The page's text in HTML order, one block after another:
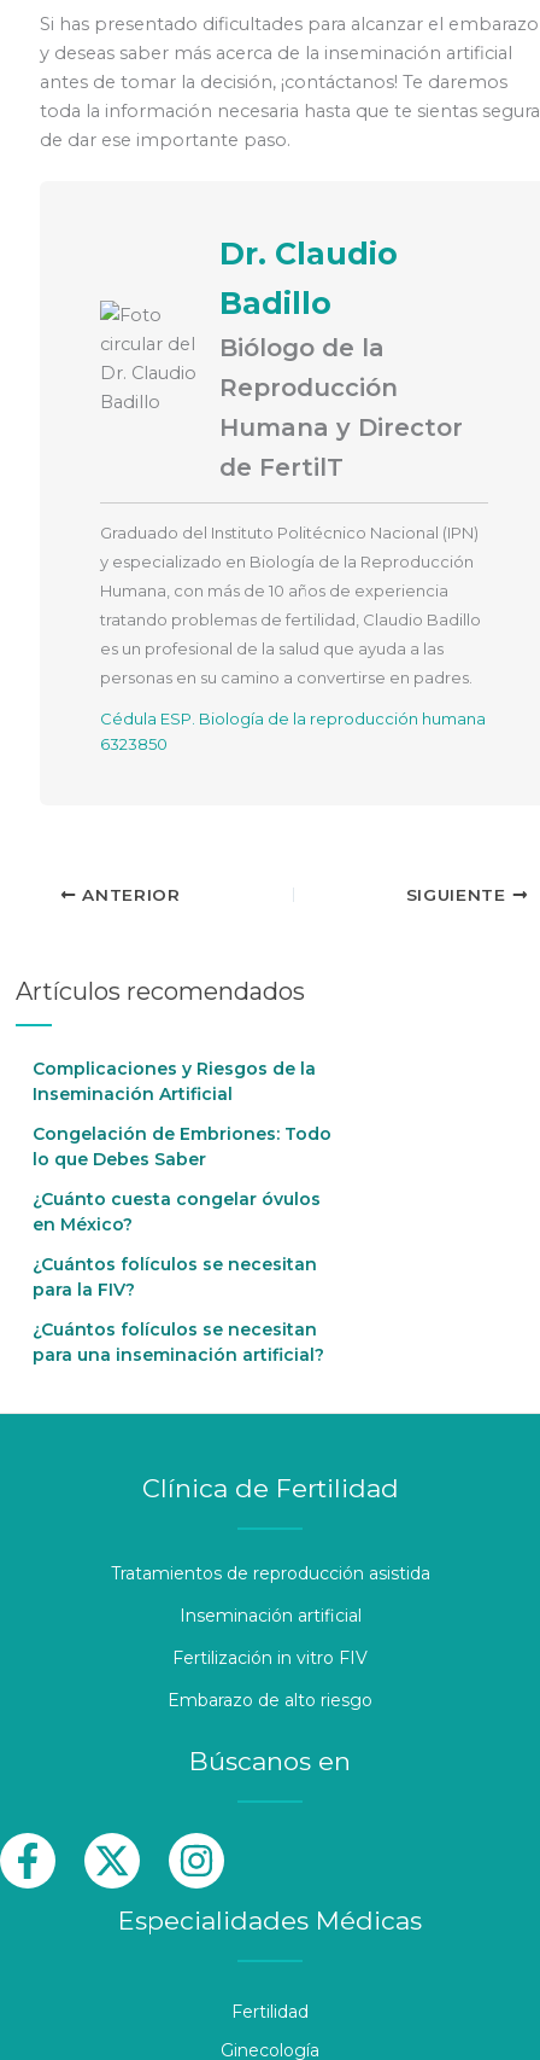
Si has presentado dificultades para alcanzar el embarazo
y deseas saber más acerca de la inseminación artificial
antes de tomar la decisión, ¡contáctanos! Te daremos
toda la información necesaria hasta que te sientas segura
de dar ese importante paso.
Dr. Claudio
Badillo
Biólogo de la
Reproducción
Humana y Director
de FertilT
Graduado del Instituto Politécnico Nacional (IPN)
y especializado en Biología de la Reproducción
Humana, con más de 10 años de experiencia
tratando problemas de fertilidad, Claudio Badillo
es un profesional de la salud que ayuda a las
personas en su camino a convertirse en padres.
Cédula ESP. Biología de la reproducción humana
6323850
ANTERIOR SIGUIENTE
Artículos recomendados
Complicaciones y Riesgos de la
Inseminación Artificial
Congelación de Embriones: Todo
lo que Debes Saber
¿Cuánto cuesta congelar óvulos
en México?
¿Cuántos folículos se necesitan
para la FIV?
¿Cuántos folículos se necesitan
para una inseminación artificial?
Clínica de Fertilidad
Tratamientos de reproducción asistida
Inseminación artificial
Fertilización in vitro FIV
Embarazo de alto riesgo
Búscanos en
Especialidades Médicas
Fertilidad
Ginecología